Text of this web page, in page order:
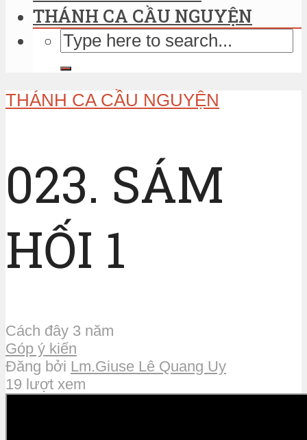
THÁNH CA CẦU NGUYỆN
THÁNH CA CẦU NGUYỆN
023. SÁM
HỐI 1
Cách đây 3 năm
Góp ý kiến
Đăng bởi Lm.Giuse Lê Quang Uy
19 lượt xem